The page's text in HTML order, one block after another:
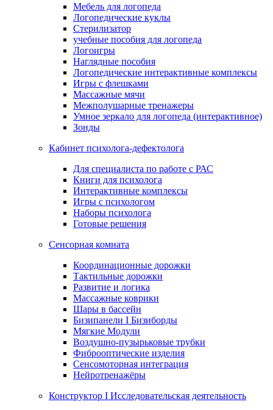
Мебель для логопеда
Логопедические куклы
Стерилизатор
учебные пособия для логопеда
Логоигры
Наглядные пособия
Логопедические интерактивные комплексы
Игры с флешками
Массажные мячи
Межполушарные тренажеры
Умное зеркало для логопеда (интерактивное)
Зонды
Кабинет психолога-дефектолога
Для специалиста по работе с РАС
Книги для психолога
Интерактивные комплексы
Игры с психологом
Наборы психолога
Готовые решения
Сенсорная комната
Координационные дорожки
Тактильные дорожки
Развитие и логика
Массажные коврики
Шары в бассейн
Бизипанели I Бизиборды
Мягкие Модули
Воздушно-пузырьковые трубки
Фиброоптические изделия
Сенсомоторная интеграция
Нейротренажёры
Конструктор I Исследовательская деятельность